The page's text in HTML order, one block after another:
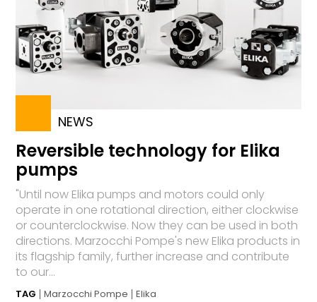
NEWS
Reversible technology for Elika
pumps
"Until now Elika pumps and motors could only
operate in one rotational direction, either clockwise
or counterclockwise. Now they can be used in both
directions. Marzocchi Pompe's new Elika products in
its flagship family, further increase and contribute
to our...
TAG Marzocchi Pompe Elika